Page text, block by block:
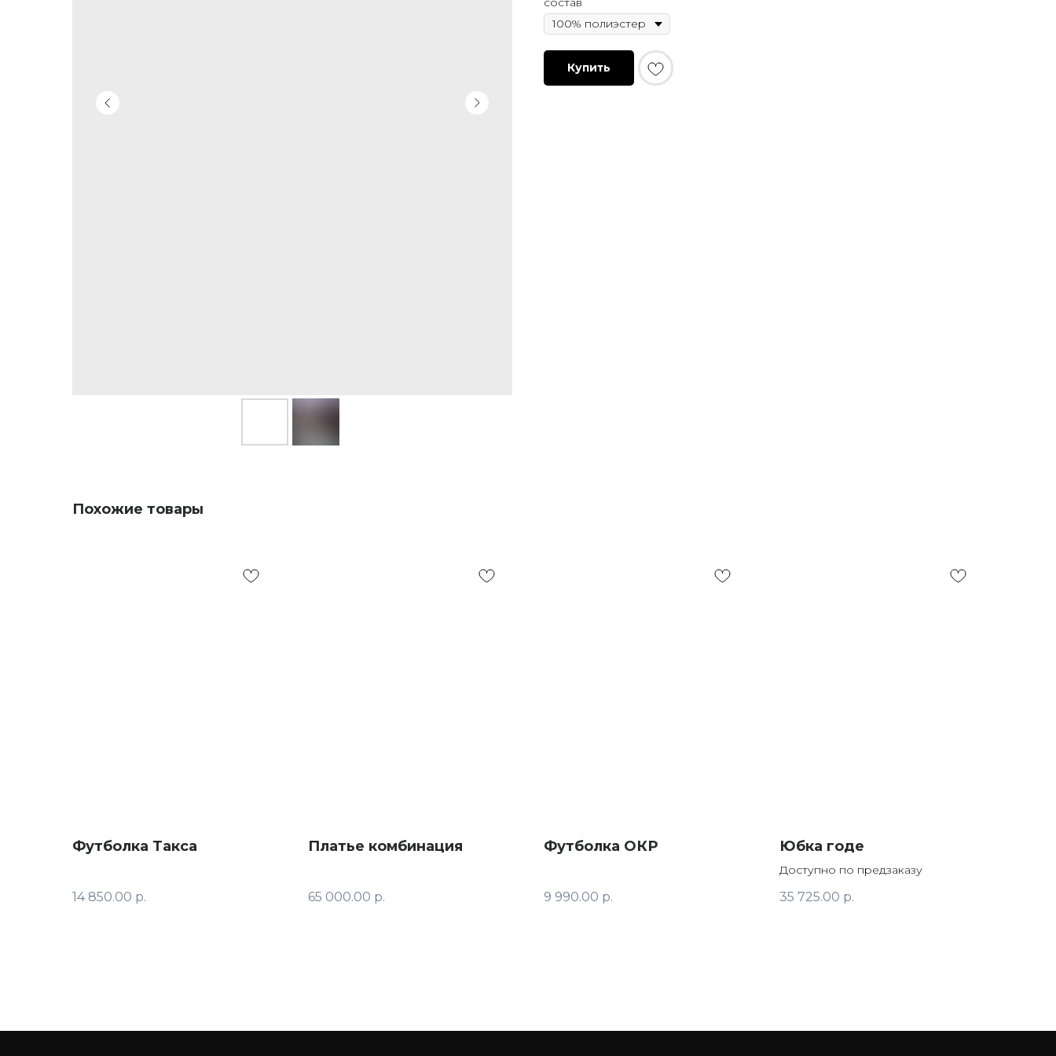
Купить
Похожие товары
Футболка Такса
14 850.00 р.
Платье комбинация
65 000.00 р.
Футболка ОКР
9 990.00 р.
Юбка годе
Доступно по предзаказу
35 725.00 р.